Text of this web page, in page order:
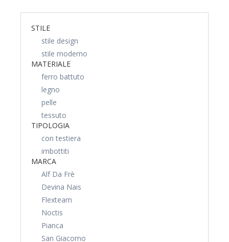
STILE
stile design
stile moderno
MATERIALE
ferro battuto
legno
pelle
tessuto
TIPOLOGIA
con testiera
imbottiti
MARCA
Alf Da Frè
Devina Nais
Flexteam
Noctis
Pianca
San Giacomo